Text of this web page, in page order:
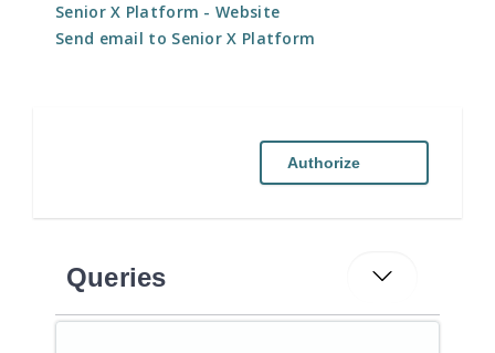
Senior X Platform - Website
Send email to Senior X Platform
Authorize
Queries